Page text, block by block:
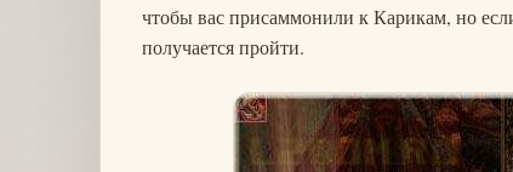
чтобы вас присаммонили к Карикам, но
получается пройти.